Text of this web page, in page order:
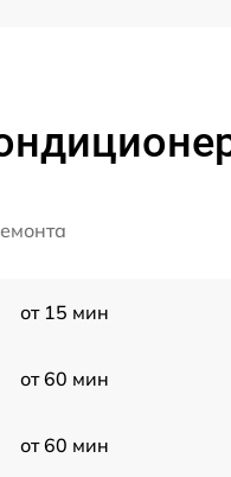
от 15 мин
от 60 мин
от 60 мин